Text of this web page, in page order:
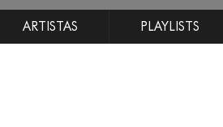
ARTISTAS PLAYLISTS